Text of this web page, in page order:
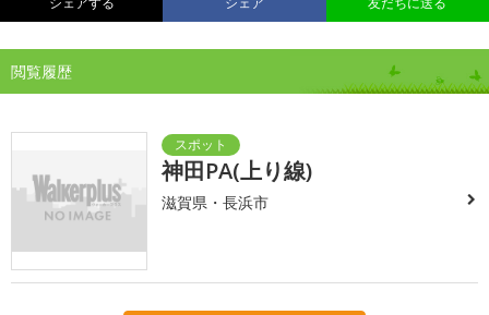
閲覧履歴
神田PA(上り線)
滋賀県・長浜市